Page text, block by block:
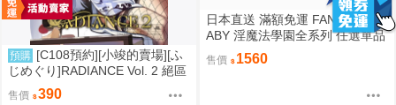
預購 [C108預約][小竣的賣場][ふ
じめぐり]RADIANCE Vol. 2 絕區
零 同人誌id=3755087
售價 390
日本直送 滿額免運 FANTASTICB
ABY 淫魔法學園全系列 任選單品
/ 3位學妹豪華全套組 疾風雷神
售價 1560